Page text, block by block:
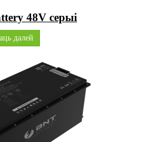
48V серыі
далей